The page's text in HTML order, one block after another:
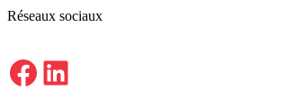
Réseaux sociaux
Facebook LinkedIn